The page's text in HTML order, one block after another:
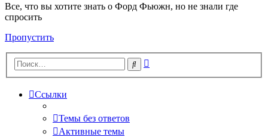
Все, что вы хотите знать о Форд Фьюжн, но не знали где
спросить
Пропустить
Поиск
Ссылки
Темы без ответов
Активные темы